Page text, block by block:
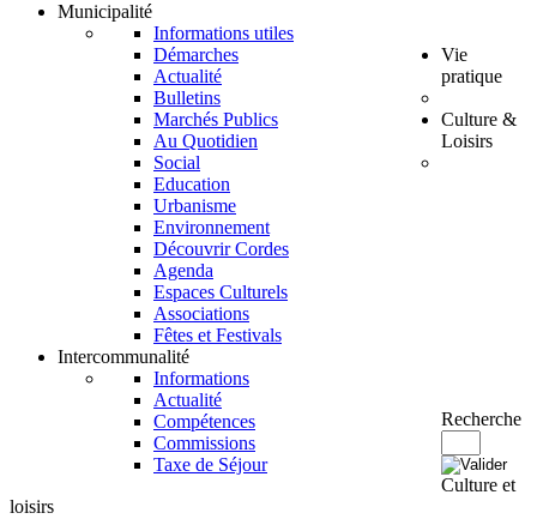
Municipalité
Informations utiles
Démarches
Actualité
Bulletins
Marchés Publics
Vie
pratique
Au Quotidien
Social
Education
Urbanisme
Environnement
Culture &
Loisirs
Découvrir Cordes
Agenda
Espaces Culturels
Associations
Fêtes et Festivals
Intercommunalité
Informations
Actualité
Compétences
Commissions
Taxe de Séjour
Recherche
Culture et
loisirs